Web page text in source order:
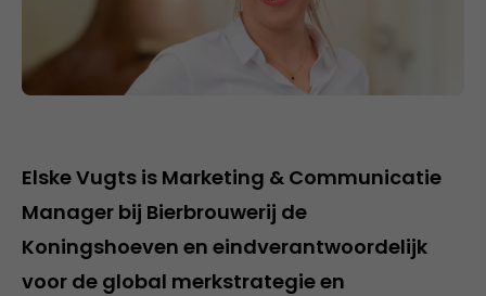
Elske Vugts is Marketing & Communicatie
Manager bij Bierbrouwerij de
Koningshoeven en eindverantwoordelijk
voor de global merkstrategie en